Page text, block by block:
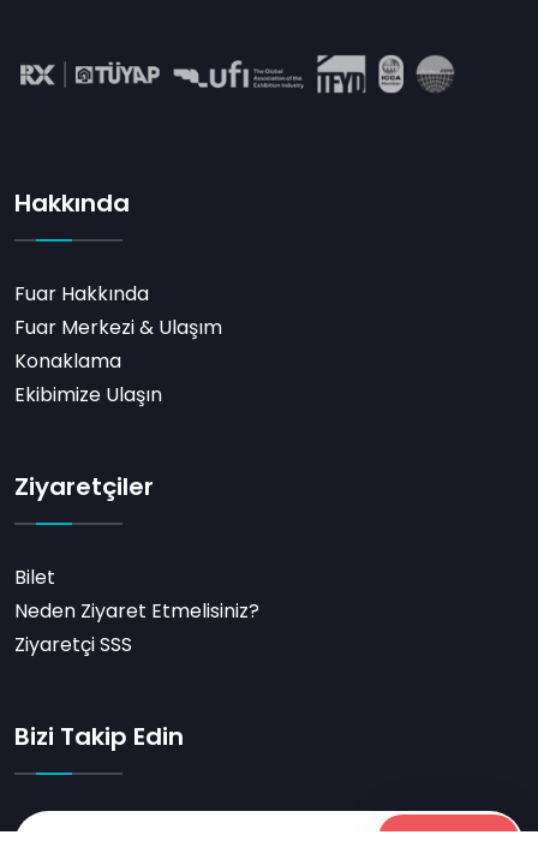
Hakkında
Fuar Hakkında
Fuar Merkezi & Ulaşım
Konaklama
Ekibimize Ulaşın
Ziyaretçiler
Bilet
Neden Ziyaret Etmelisiniz?
Ziyaretçi SSS
Bizi Takip Edin